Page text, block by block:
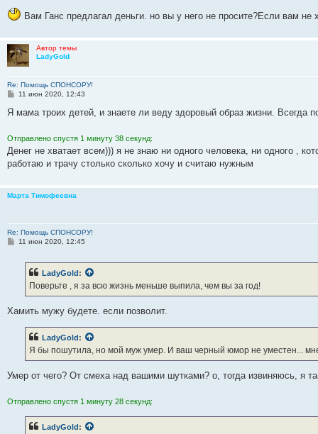
Вам Ганс предлагал деньги. но вы у него не просите?Если вам не
Автор темы
LadyGold
Re: Помощь СПОНСОРУ!
С
о
е
и
е
11 июн 2020, 12:43
Я мама троих детей, и знаете ли веду здоровый образ жизни. Всегда
Отправлено спустя 1 минуту 38 секунд:
Денег не хватает всем))) я не знаю ни одного человека, ни одного ,
работаю и трачу столько сколько хочу и считаю нужным
Марта Тимофеевна
Re: Помощь СПОНСОРУ!
С
е
11 июн 2020, 12:45
LadyGold:
Поверьте , я за всю жизнь меньше выпила, чем вы за год!
Хамить мужу будете. если позволит.
LadyGold:
Я бы пошутила, но мой муж умер. И ваш черный юмор не уместен...
Умер от чего? От смеха над вашими шутками? о, тогда извиняюсь, я
Отправлено спустя 1 минуту 28 секунд:
LadyGold :